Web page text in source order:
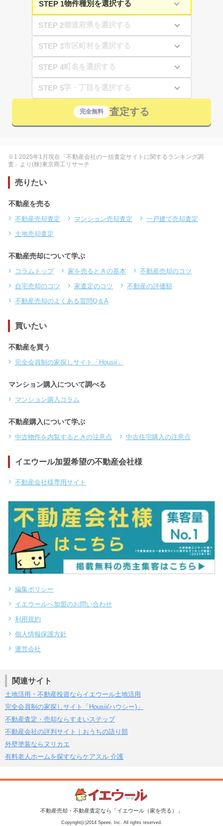
STEP 1
STEP 2
STEP 3
STEP 4
STEP 5
完全無料 査定する
※1 2025年1月現在「不動産会社の一括査定サイトに関するランキング調
査」より(株)東京商工リサーチ
売りたい
不動産を売る
不動産売却査定 マンション売却査定
一戸建て売却査定
土地売却査定
不動産売却について学ぶ
コラムトップ 家を売るときの基本
不動産売却のコツ
自宅売却のコツ
家査定のコツ
不動産の評価額
不動産売却のよくある質問Q＆A
買いたい
不動産を買う
完全会員制の家探しサイト「Housii」
マンション購入について調べる
マンション購入コラム
不動産購入について学ぶ
中古物件を内覧するときの注意点 中古住宅購入の注意点
イエウール加盟希望の不動産会社様
不動産会社様専用サイト
編集ポリシー
イエウールへ加盟のお問い合わせ
利用規約
個人情報保護方針
運営会社
関連サイト
土地活用・不動産投資ならイエウール土地活用
完全会員制の家探しサイト「Housii(ハウシー)」
不動産査定・売却ならすまいステップ
不動産会社の評判サイト｜おうちの語り部
外壁塗装ならヌリカエ
有料老人ホームを探すならケアスル 介護
不動産売却・不動産査定なら「イエウール（家を売る）」
Copyright(c)2014 Speee, Inc. All rights reserved.